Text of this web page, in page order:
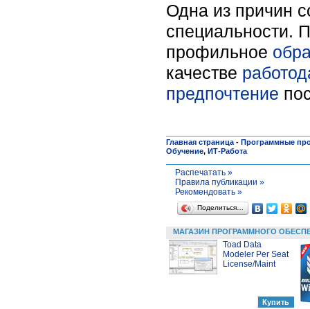
Одна из причин
специальности.
профильное
качестве
предпочтение
Главная страница - Программные
Обучение, ИТ-Работа
Распечатать »
Правила публикации »
Рекомендовать »
Поделиться…
МАГАЗИН ПРОГРАММНОГО
Toad Data
Modeler Per Seat
License/Maint